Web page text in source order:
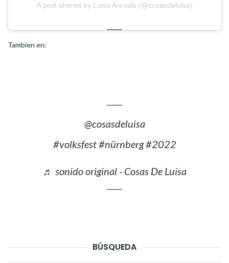
A post shared by Luisa Arevalo (@cosasdeluisa)
Tambien en:
@cosasdeluisa
#volksfest#nürnberg#2022
♬ sonido original - Cosas De Luisa
BÚSQUEDA